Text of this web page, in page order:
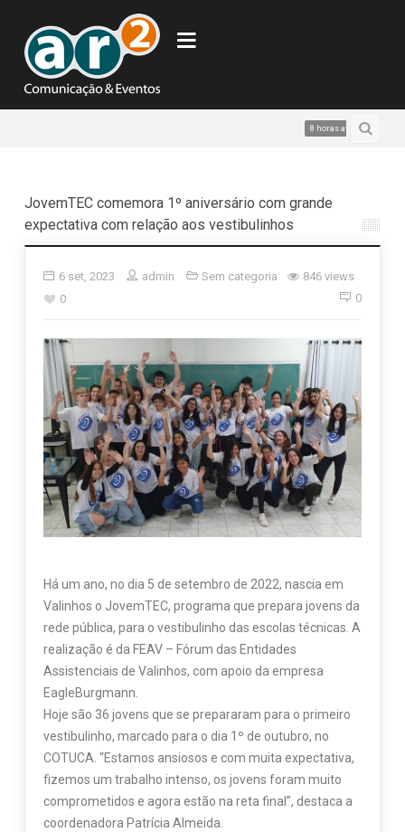
8 horas atrás Sua nota
JovemTEC comemora 1º aniversário com grande
expectativa com relação aos vestibulinhos
6 set, 2023 admin Sem categoria
846 views
0
0
Há um ano, no dia 5 de setembro de 2022, nascia em
Valinhos o JovemTEC, programa que prepara jovens da
rede pública, para o vestibulinho das escolas técnicas. A
realização é da FEAV – Fórum das Entidades
Assistenciais de Valinhos, com apoio da empresa
EagleBurgmann.
Hoje são 36 jovens que se prepararam para o primeiro
vestibulinho, marcado para o dia 1º de outubro, no
COTUCA. “Estamos ansiosos e com muita expectativa,
fizemos um trabalho intenso, os jovens foram muito
comprometidos e agora estão na reta final”, destaca a
coordenadora Patrícia Almeida.